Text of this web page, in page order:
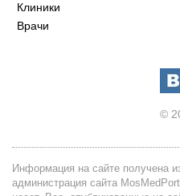
Клиники
Врачи
©
Информация на сайте получена
администрация сайта